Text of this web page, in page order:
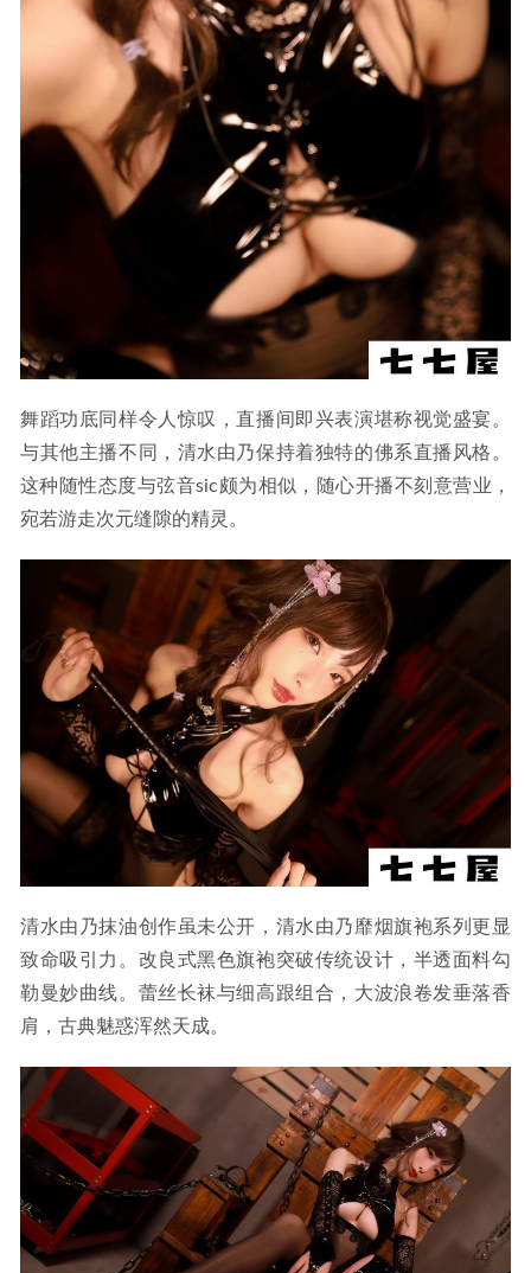
舞蹈功底同样令人惊叹，直播间即兴表演堪称视觉盛宴。
与其他主播不同，清水由乃保持着独特的佛系直播风格。
这种随性态度与弦音sic颇为相似，随心开播不刻意营业，
宛若游走次元缝隙的精灵。
清水由乃抹油创作虽未公开，清水由乃靡烟旗袍系列更显
致命吸引力。改良式黑色旗袍突破传统设计，半透面料勾
勒曼妙曲线。蕾丝长袜与细高跟组合，大波浪卷发垂落香
肩，古典魅惑浑然天成。